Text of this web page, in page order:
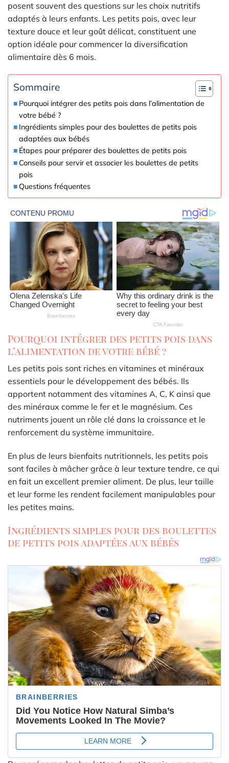
posent souvent des questions sur les choix nutritifs
adaptés à leurs enfants. Les petits pois, avec leur
texture douce et leur goût délicat, constituent une
option idéale pour commencer la diversification
alimentaire dès 6 mois.
Sommaire
Pourquoi intégrer des petits pois dans l’alimentation de
votre bébé ?
Ingrédients simples pour des boulettes de petits pois
adaptées aux bébés
Étapes pour préparer des boulettes de petits pois
Conseils pour servir et associer les boulettes de petits
pois
Questions fréquentes
Pourquoi intégrer des petits pois dans
l’alimentation de votre bébé ?
Les petits pois sont riches en vitamines et minéraux
essentiels pour le développement des bébés. Ils
apportent notamment des vitamines A, C, K ainsi que
des minéraux comme le fer et le magnésium. Ces
nutriments jouent un rôle clé dans la croissance et le
renforcement du système immunitaire.
En plus de leurs bienfaits nutritionnels, les petits pois
sont faciles à mâcher grâce à leur texture tendre, ce qui
en fait un excellent premier aliment. De plus, leur taille
et leur forme les rendent facilement manipulables pour
les petites mains.
Ingrédients simples pour des boulettes
de petits pois adaptées aux bébés